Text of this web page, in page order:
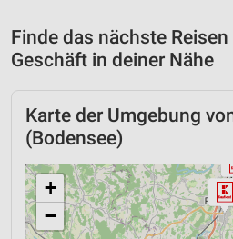
Finde das nächste
Geschäft in deiner Nähe
Karte der Umgebung
(Bodensee)
+
−